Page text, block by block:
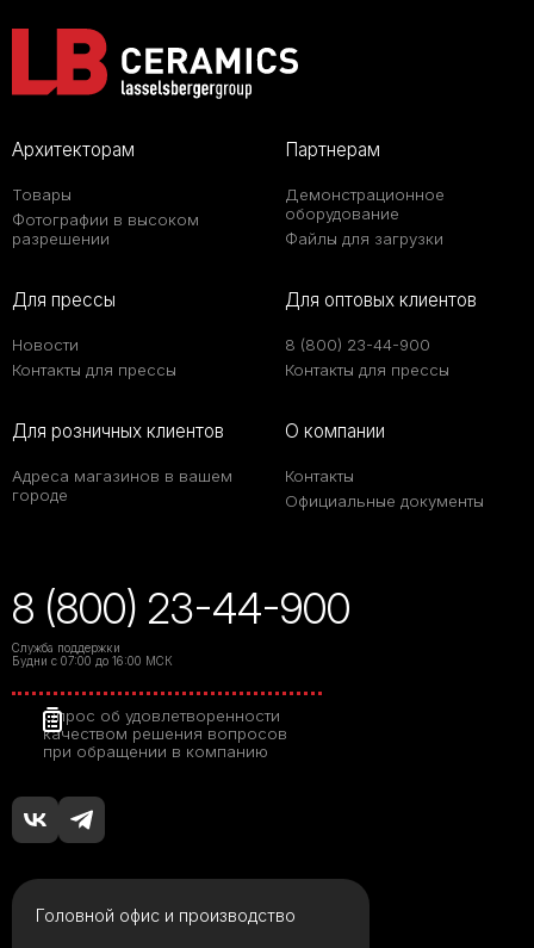
Архитекторам
Товары
Фотографии в высоком
разрешении
Партнерам
Демонстрационное
оборудование
Файлы для загрузки
Для прессы
Новости
Контакты для прессы
Для оптовых клиентов
8 (800) 23-44-900
Контакты для прессы
Для розничных клиентов
Адреса магазинов в вашем
городе
О компании
Контакты
Официальные документы
8 (800) 23-44-900
Служба поддержки
Будни с 07:00 до 16:00 МСК
Опрос об удовлетворенности
качеством решения вопросов
при обращении в компанию
Головной офис и производство